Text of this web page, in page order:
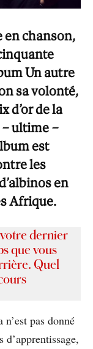
en chanson,
Un autre
sa volonté,
d’or de la
ultime –
est
les
en
Afrique.
dernier
que vous
Quel
n’est pas donné